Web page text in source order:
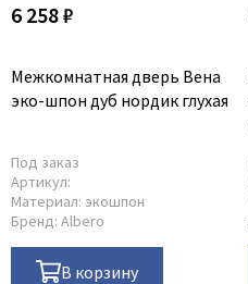
6 258 ₽
Межкомнатная дверь Вена
эко-шпон дуб нордик глухая
Под заказ
Артикул:
Материал: экошпон
Бренд: Albero
В корзину